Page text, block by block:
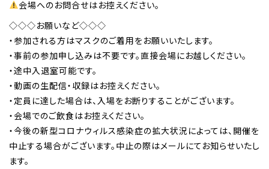
会場へのお問合せはお控えください。
◇◇◇お願いなど◇◇◇
・参加される方はマスクのご着用をお願いいたします。
・事前の参加申し込みは不要です。直接会場にお越しください。
・途中入退室可能です。
・動画の生配信・収録はお控えください。
・定員に達した場合は、入場をお断りすることがございます。
・会場でのご飲食はお控えください。
・今後の新型コロナウィルス感染症の拡大状況によっては、開催を
中止する場合がございます。中止の際はメールにてお知らせいたし
ます。